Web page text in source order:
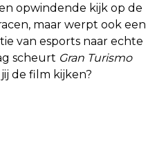
opwindende kijk op de
maar werpt ook een
van esports naar echte
scheurt Gran Turismo
de film kijken?